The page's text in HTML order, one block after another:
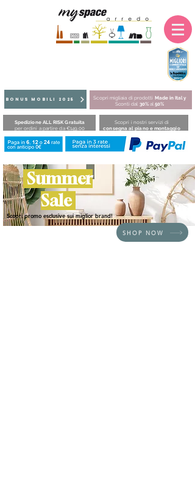
BONUS MOBILI 2025 Scopri migliaia di prodotti Made in Italy
Sconti dal 30%al50%
Spedizione ALL RISK Gratuita
per ordini a partire da €149,00
Scopri i nostri servizi di
consegna al piano e montaggio
Summer
Sale
SHOP NOW
Scopri promo esclusive sui miglior brand!